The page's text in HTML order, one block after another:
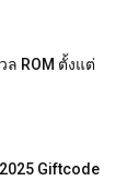
ล ROM ตั้งแต่
Giftcode